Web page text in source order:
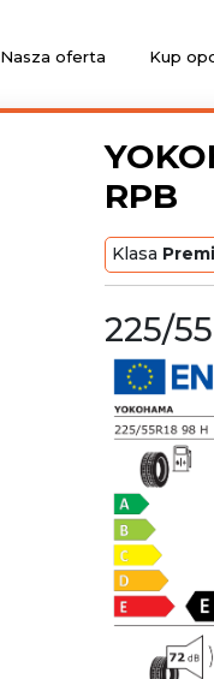
Nasza oferta Kup
RPB
Klasa
225/